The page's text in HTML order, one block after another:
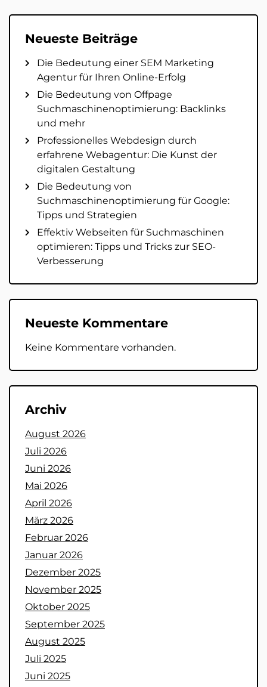
Neueste Beiträge
Die Bedeutung einer SEM Marketing
Agentur für Ihren Online-Erfolg
Die Bedeutung von Offpage
Suchmaschinenoptimierung: Backlinks
und mehr
Professionelles Webdesign durch
erfahrene Webagentur: Die Kunst der
digitalen Gestaltung
Die Bedeutung von
Suchmaschinenoptimierung für Google:
Tipps und Strategien
Effektiv Webseiten für Suchmaschinen
optimieren: Tipps und Tricks zur SEO-
Verbesserung
Neueste Kommentare
Keine Kommentare vorhanden.
Archiv
August 2026
Juli 2026
Juni 2026
Mai 2026
April 2026
März 2026
Februar 2026
Januar 2026
Dezember 2025
November 2025
Oktober 2025
September 2025
August 2025
Juli 2025
Juni 2025